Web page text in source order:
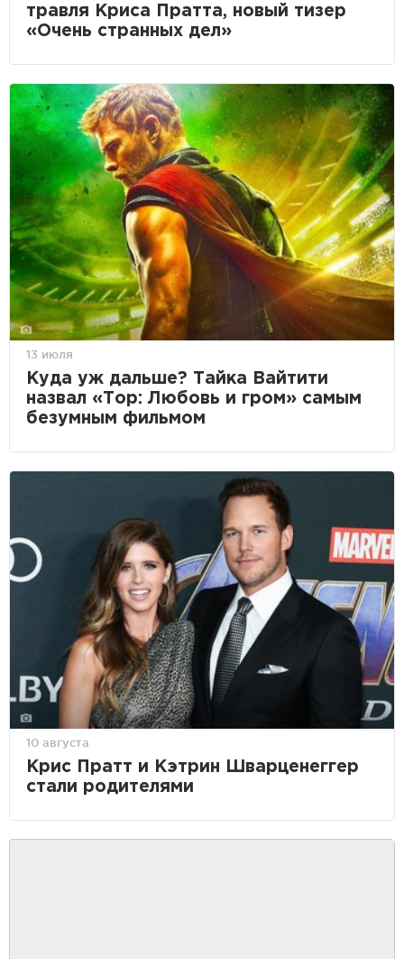
травля Криса Пратта, новый тизер
«Очень странных дел»
13 июля
Куда уж дальше? Тайка Вайтити
назвал «Тор: Любовь и гром» самым
безумным фильмом
10 августа
Крис Пратт и Кэтрин Шварценеггер
стали родителями